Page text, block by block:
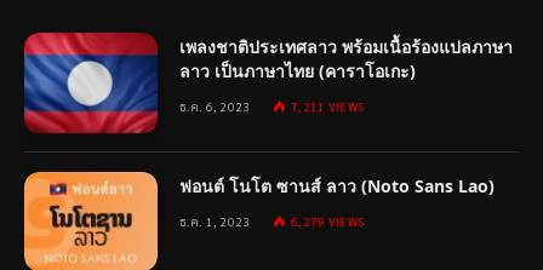
เพลงชาติประเทศลาว พร้อมเนื้อร้องแปลภาษา
ลาว เป็นภาษาไทย (คาราโอเกะ)
ธ.ค. 6, 2023 7,211 VIEWS
ฟอนต์ โนโต ซานส์ ลาว (Noto Sans Lao)
ธ.ค. 1, 2023 6,279 VIEWS